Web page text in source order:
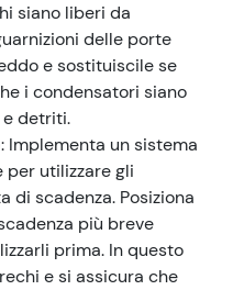
siano liberi da
delle porte
e sostituiscile se
i condensatori siano
detriti.
: Implementa un sistema
utilizzare gli
di scadenza. Posiziona
più breve
prima. In questo
e si assicura che